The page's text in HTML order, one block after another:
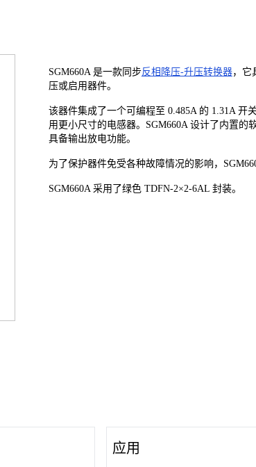
SGM660A 是一款同步反相降压-升压转换器，它
压或启用器件。
该器件集成了一个可编程至 0.485A 的 1.31A 开
用更小尺寸的电感器。SGM660A 设计了内置
具备输出放电功能。
为了保护器件免受各种故障情况的影响，
SGM660A 采用了绿色 TDFN-2×2-6AL 封装。
应用